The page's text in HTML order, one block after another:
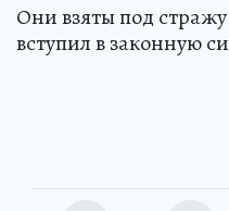
Они взяты под
вступил в законную